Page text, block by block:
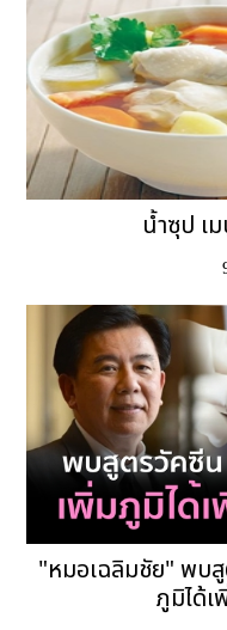
น้ำซุป เ
"หมอเฉลิมชัย" พบ
ภูมิได้เ